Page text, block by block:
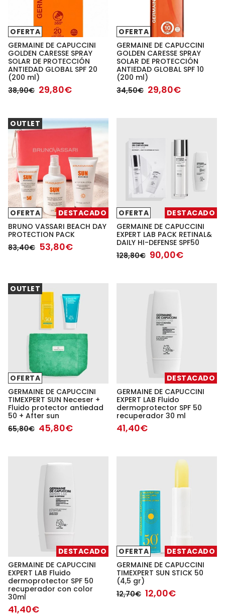
OFERTA
GERMAINE DE CAPUCCINI
GOLDEN CARESSE SPRAY
SOLAR DE PROTECCIÓN
ANTIEDAD GLOBAL SPF 20
(200 ml)
38,90€ 29,80€
OFERTA
GERMAINE DE CAPUCCINI
GOLDEN CARESSE SPRAY
SOLAR DE PROTECCIÓN
ANTIEDAD GLOBAL SPF 10
(200 ml)
34,50€ 29,80€
OFERTA DESTACADO
OUTLET
BRUNO VASSARI BEACH DAY
PROTECTION PACK
83,40€ 53,80€
OFERTA
DESTACADO
GERMAINE DE CAPUCCINI
EXPERT LAB PACK RETINAL&
DAILY HI-DEFENSE SPF50
128,80€ 90,00€
OFERTA
OUTLET
GERMAINE DE CAPUCCINI
TIMEXPERT SUN Neceser +
Fluido protector antiedad
50 + After sun
65,80€ 45,80€
DESTACADO
GERMAINE DE CAPUCCINI
EXPERT LAB Fluido
dermoprotector SPF 50
recuperador 30 ml
41,40€
DESTACADO
GERMAINE DE CAPUCCINI
EXPERT LAB Fluido
dermoprotector SPF 50
recuperador con color
30ml
41,40€
OFERTA
DESTACADO
GERMAINE DE CAPUCCINI
TIMEXPERT SUN STICK 50
(4,5 gr)
12,70€ 12,00€